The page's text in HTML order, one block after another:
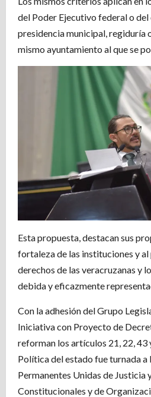
del Poder Ejecutivo federal o del
presidencia municipal, regiduría
mismo ayuntamiento al que se
Esta propuesta, destacan sus
fortaleza de las instituciones y
derechos de las veracruzanas y
debida y eficazmente
Con la adhesión del Grupo
Iniciativa con Proyecto de
reforman los artículos 21, 22, 43
Política del estado fue turnada a
Permanentes Unidas de Justicia
Constitucionales y de